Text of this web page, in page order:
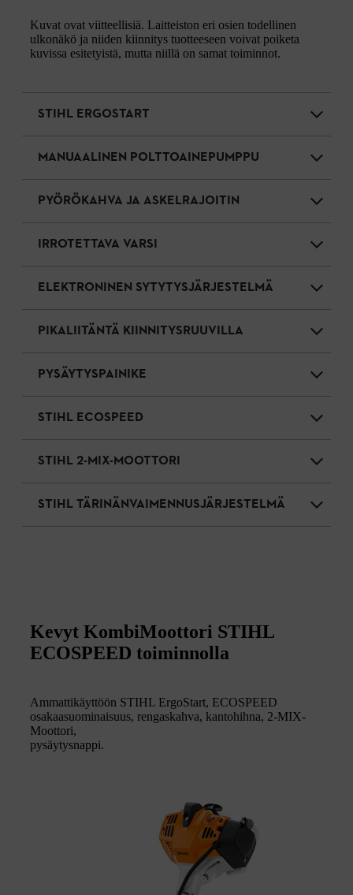
Kuvat ovat viitteellisiä. Laitteiston eri osien todellinen
ulkonäkö ja niiden kiinnitys tuotteeseen voivat poiketa
kuvissa esitetyistä, mutta niillä on samat toiminnot.
STIHL ERGOSTART
MANUAALINEN POLTTOAINEPUMPPU
PYÖRÖKAHVA JA ASKELRAJOITIN
IRROTETTAVA VARSI
ELEKTRONINEN SYTYTYSJÄRJESTELMÄ
PIKALIITÄNTÄ KIINNITYSRUUVILLA
PYSÄYTYSPAINIKE
STIHL ECOSPEED
STIHL 2-MIX-MOOTTORI
STIHL TÄRINÄNVAIMENNUSJÄRJESTELMÄ
Kevyt KombiMoottori STIHL
ECOSPEED toiminnolla
Ammattikäyttöön STIHL ErgoStart, ECOSPEED
osakaasuominaisuus, rengaskahva, kantohihna, 2-MIX-
Moottori,
pysäytysnappi.